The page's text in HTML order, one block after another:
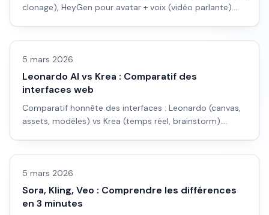
clonage), HeyGen pour avatar + voix (vidéo parlante).
Avis outils/services
5 mars 2026
Leonardo AI vs Krea : Comparatif des
interfaces web
Comparatif honnête des interfaces : Leonardo (canvas,
assets, modèles) vs Krea (temps réel, brainstorm).
Avis outils/services
5 mars 2026
Sora, Kling, Veo : Comprendre les différences
en 3 minutes